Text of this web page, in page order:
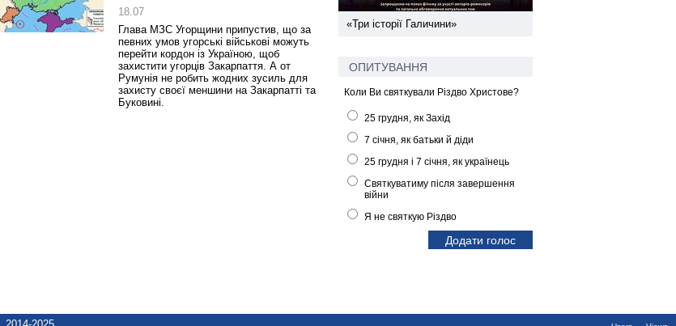
18.07
Глава МЗС Угорщини припустив, що за
певних умов угорські військові можуть
перейти кордон із Україною, щоб
захистити угорців Закарпаття. А от
Румунія не робить жодних зусиль для
захисту своєї меншини на Закарпатті та
Буковині.
Спільний інформпростір Західної
України
«Три історії Галичини»
ОПИТУВАННЯ
Коли Ви святкували Різдво Христове?
25 грудня, як Захід
7 січня, як батьки й діди
25 грудня і 7 січня, як українець
Святкуватиму після завершення
війни
Я не святкую Різдво